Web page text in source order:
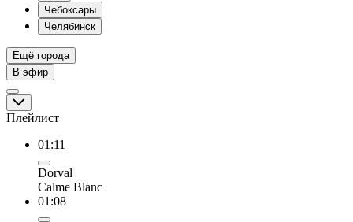
Чебоксары
Челябинск
Ещё города
В эфир
Плейлист
01:11
Dorval
Calme Blanc
01:08